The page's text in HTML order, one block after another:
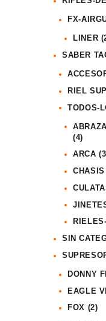
FX-
LINER
SABER
RIEL
TODOS-
(4)
ARCA
CHASIS
SIN
DONNY
EAGLE
FOX (2)